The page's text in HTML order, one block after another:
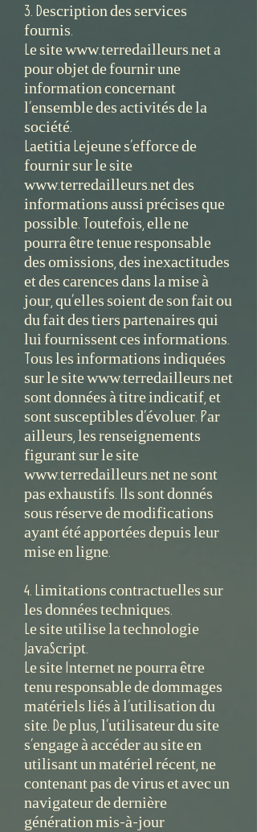
3. Description des services
fournis.
Le site www.terredailleurs.net a
pour objet de fournir une
information concernant
l’ensemble des activités de la
société.
Laetitia Lejeune s’efforce de
fournir sur le site
www.terredailleurs.net des
informations aussi précises que
possible. Toutefois, elle ne
pourra être tenue responsable
des omissions, des inexactitudes
et des carences dans la mise à
jour, qu’elles soient de son fait ou
du fait des tiers partenaires qui
lui fournissent ces informations.
Tous les informations indiquées
sur le site www.terredailleurs.net
sont données à titre indicatif, et
sont susceptibles d’évoluer. Par
ailleurs, les renseignements
figurant sur le site
www.terredailleurs.net ne sont
pas exhaustifs. Ils sont donnés
sous réserve de modifications
ayant été apportées depuis leur
mise en ligne.
4. Limitations contractuelles sur
les données techniques.
Le site utilise la technologie
JavaScript.
Le site Internet ne pourra être
tenu responsable de dommages
matériels liés à l’utilisation du
site. De plus, l’utilisateur du site
s’engage à accéder au site en
utilisant un matériel récent, ne
contenant pas de virus et avec un
navigateur de dernière
génération mis-à-jour